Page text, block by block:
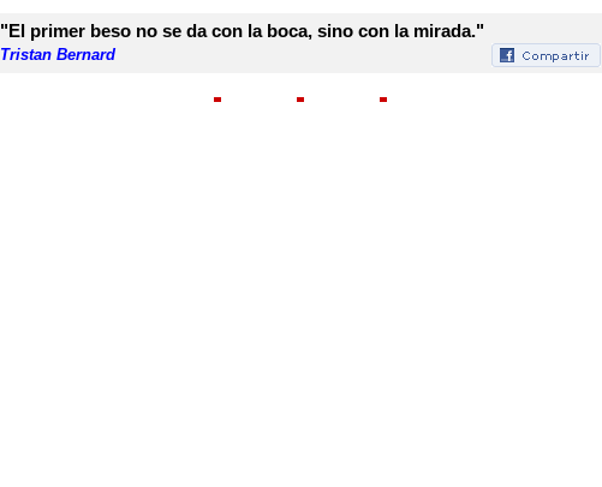
"El primer beso no se da con la boca, sino con la mirada."
Tristan Bernard